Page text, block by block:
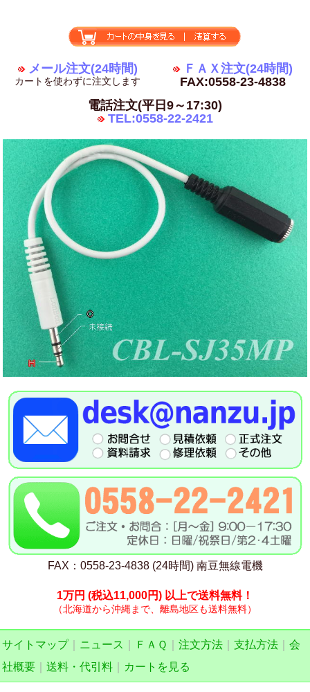
メール注文(24時間)
カートを使わずに注文します
ＦＡＸ注文(24時間)
FAX:0558-23-4838
電話注文(平日9～17:30)
TEL:0558-22-2421
FAX：0558-23-4838 (24時間) 南豆無線電機
1万円 (税込11,000円) 以上で送料無料！
（北海道から沖縄まで、離島地区も送料無料）
サイトマップ｜ ニュース ＦＡＱ 注文方法 支払方法
会
社概要
送料・代引料 カートを見る